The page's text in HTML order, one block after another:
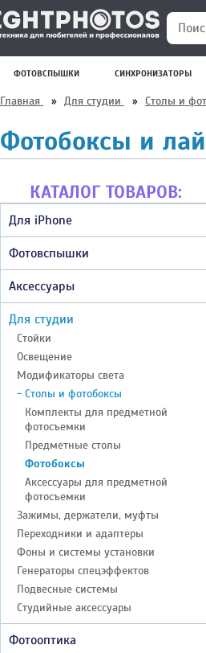
Поиск
ФОТОВСПЫШКИ СИНХРОНИЗАТОРЫ
Главная » Для студии » Столы и
Фотобоксы и
КАТАЛОГ ТОВАРОВ:
Для iPhone
Фотовспышки
Аксессуары
Для студии
Стойки
Освещение
Модификаторы света
- Столы и фотобоксы
Комплекты для предметной
фотосъемки
Предметные столы
Фотобоксы
Аксессуары для предметной
фотосъемки
Зажимы, держатели, муфты
Переходники и адаптеры
Фоны и системы установки
Генераторы спецэффектов
Подвесные системы
Студийные аксессуары
Фотооптика